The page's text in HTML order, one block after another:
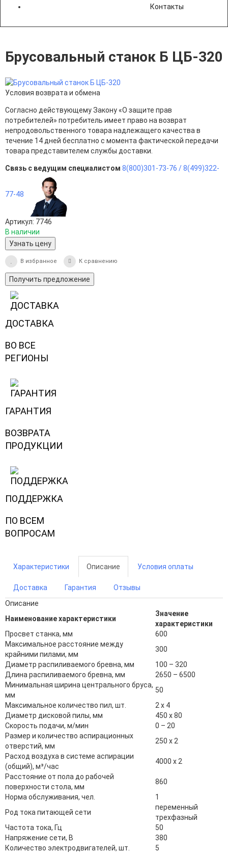
Контакты
Брусовальный станок Б ЦБ-320
Условия возврата и обмена
Согласно действующему Закону «О защите прав
потребителей» потребитель имеет право на возврат
непродовольственного товара надлежащего качества в
течение 14 дней бесплатно с момента фактической передачи
товара представителем службы доставки.
Связь с ведущим специалистом 8(800)301-73-76 /8(499)322-
77-48
Артикул: 7746
В наличии
Узнать цену
В избранное К сравнению
Получить предложение
ДОСТАВКА
ВО ВСЕ
РЕГИОНЫ
ГАРАНТИЯ
ВОЗВРАТА
ПРОДУКЦИИ
ПОДДЕРЖКА
ПО ВСЕМ
ВОПРОСАМ
Характеристики Описание Условия оплаты
Доставка Гарантия
Отзывы
Описание
Наименование характеристики
Значение
характеристики
Просвет станка, мм
600
Максимальное расстояние между
крайними пилами, мм
300
Диаметр распиливаемого бревна, мм
100 – 320
Длина распиливаемого бревна, мм
2650 – 6500
Минимальная ширина центрального бруса,
мм
50
Максимальное количество пил, шт.
2 х 4
Диаметр дисковой пилы, мм
450 х 80
Скорость подачи, м/мин
0 – 20
Размер и количество аспирационных
отверстий, мм
250 х 2
Расход воздуха в системе аспирации
(общий), м³/час
4000 х 2
Расстояние от пола до рабочей
поверхности стола, мм
860
Норма обслуживания, чел.
1
Род тока питающей сети
переменный
трехфазный
Частота тока, Гц
50
Напряжение сети, В
380
Количество электродвигателей, шт.
5